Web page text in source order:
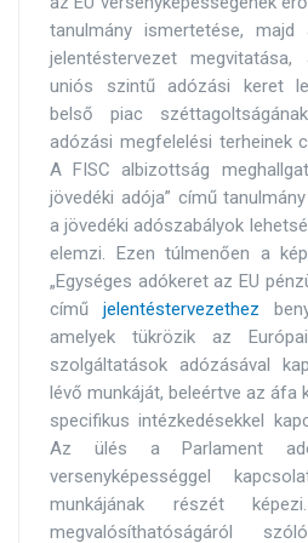
tanulmány ismertetése,
jelentéstervezet
uniós szintű adózási keret
belső piac
adózási megfelelési terheinek
A FISC albizottság
jövedéki adója” című
a jövedéki adószabályok
elemzi. Ezen túlmenően a
„Egységes adókeret az EU
című jelentéstervezethez
amelyek tükrözik az
szolgáltatások adózásával
lévő munkáját, beleértve az áfa
specifikus intézkedésekkel
Az ülés a Parlament
versenyképességgel
munkájának részét
megvalósíthatóságáról